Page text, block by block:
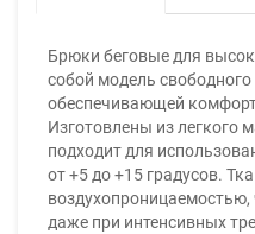
Брюки беговые для
собой модель свободного
обеспечивающей
Изготовлены из легкого
подходит для
от +5 до +15 градусов.
даже при интенсивных